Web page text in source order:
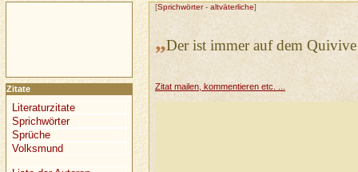
[Sprichwörter- altväterliche]
„Der ist immer auf dem
Zitat mailen, kommentieren etc. ...
Zitate
Literaturzitate
Sprichwörter
Sprüche
Volksmund